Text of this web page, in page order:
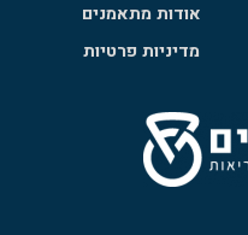
אודות מתאמנים
מדיניות פרטיות